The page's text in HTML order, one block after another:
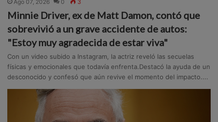
Ago 07, 2026 0 3
Minnie Driver, ex de Matt Damon, contó que
sobrevivió a un grave accidente de autos:
"Estoy muy agradecida de estar viva"
Con un video subido a Instagram, la actriz reveló las secuelas
físicas y emocionales que todavía enfrenta.Destacó la ayuda de un
desconocido y confesó que aún revive el momento del impacto....